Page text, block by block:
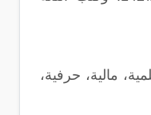
مالية، حرفية،